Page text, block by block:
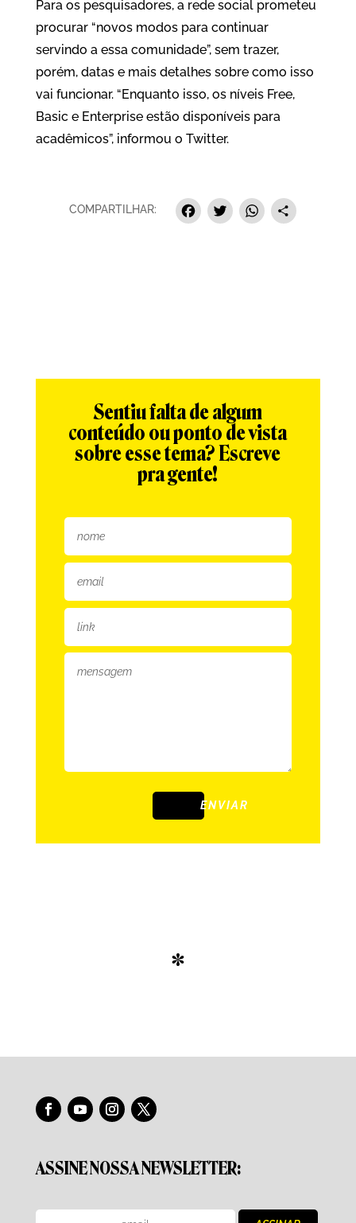
Para os pesquisadores, a rede social prometeu
procurar “novos modos para continuar
servindo a essa comunidade”, sem trazer,
porém, datas e mais detalhes sobre como isso
vai funcionar. “Enquanto isso, os níveis Free,
Basic e Enterprise estão disponíveis para
acadêmicos”, informou o Twitter.
COMPARTILHAR: Facebook
Twitter
Sentiu falta de algum
conteúdo ou ponto de vista
sobre esse tema? Escreve
pra gente!
ENVIAR
*
ASSINE NOSSA NEWSLETTER: